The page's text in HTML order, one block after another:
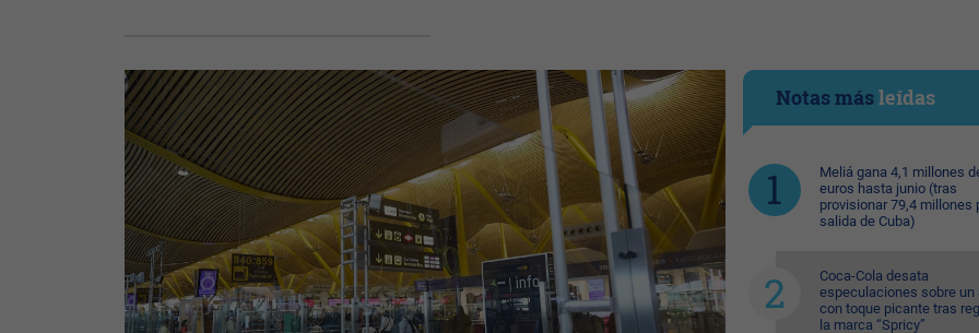
Notas másleídas
Meliá gana 4,1 millones
euros hasta junio (tras
provisionar 79,4 millones
salida de Cuba)
Coca-Cola desata
especulaciones sobre un
con toque picante tras
la marca “Spricy”